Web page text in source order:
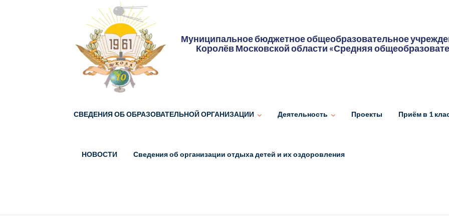
Муниципальное бюджетное общеобразовательное
Королёв Московской области «Средняя
СВЕДЕНИЯ ОБ ОБРАЗОВАТЕЛЬНОЙ ОРГАНИЗАЦИИ Деятельность Проекты Приём в 1
НОВОСТИ Сведения об организации отдыха детей и их оздоровления